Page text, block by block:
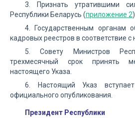
3. Признать утратившими
Республики Беларусь (приложение 2).
4. Государственным органам
кадровых реестров в соответствие
5. Совету Министров
трехмесячный срок принять
настоящего Указа.
6. Настоящий Указ
официального опубликования.
Президент Республики